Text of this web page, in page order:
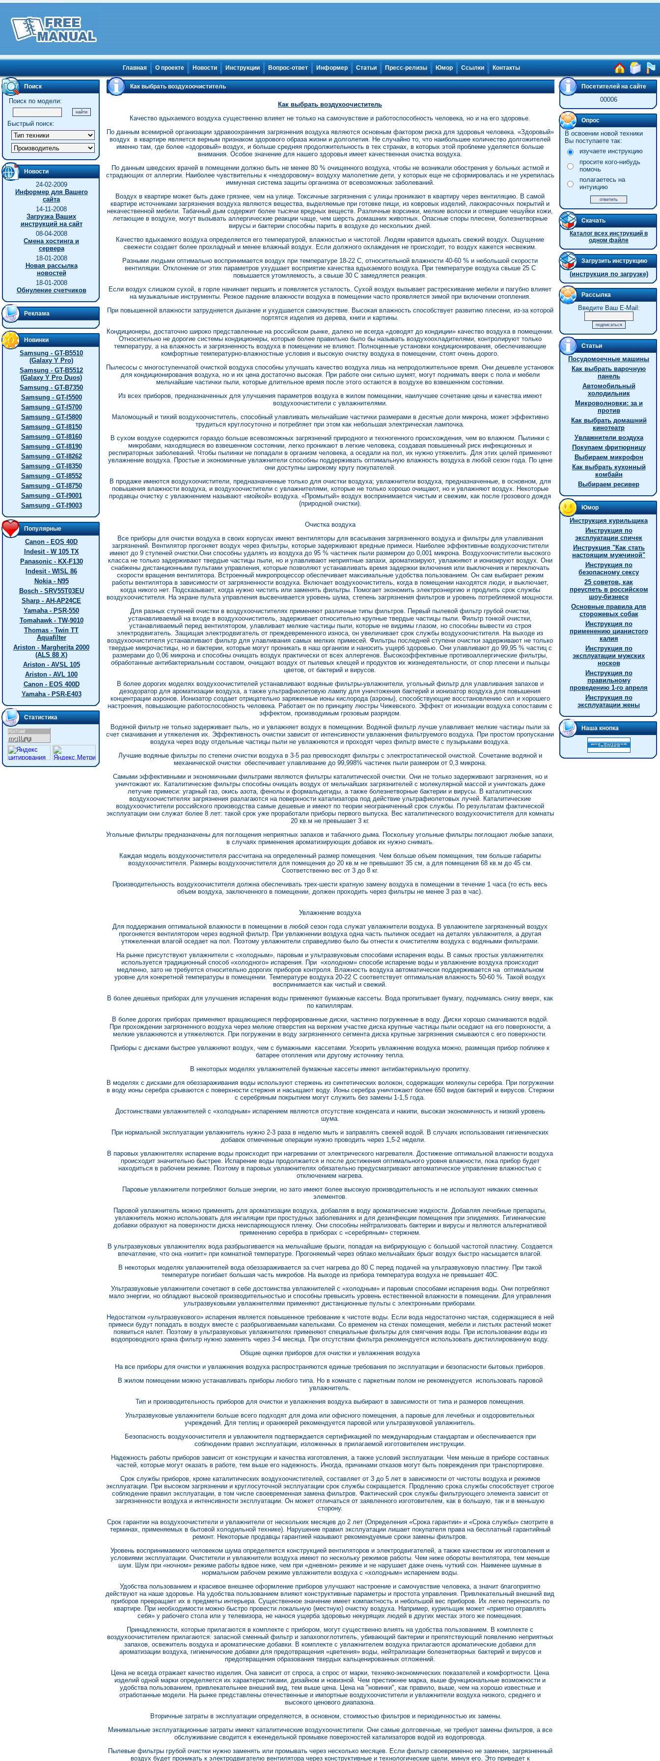
Главная О проекте Новости Инструкции Вопрос-ответ Информер Статьи Пресс-релизы Юмор Ссылки Контакты
Поиск
Поиск по модели:
Быстрый поиск:
Новости
24-02-2009
Информер для Вашего
сайта
14-11-2008
Загрузка Ваших
инструкций на сайт
08-04-2008
Смена хостинга и
сервера
18-01-2008
Новая рассылка
новостей
18-01-2008
Обнуление счетчиков
Реклама
Новинки
Samsung - GT-B5510
(Galaxy Y Pro)
Samsung - GT-B5512
(Galaxy Y Pro Duos)
Samsung - GT-B7350
Samsung - GT-I5500
Samsung - GT-I5700
Samsung - GT-I5800
Samsung - GT-I8150
Samsung - GT-I8160
Samsung - GT-I8190
Samsung - GT-I8262
Samsung - GT-I8350
Samsung - GT-I8552
Samsung - GT-I8750
Samsung - GT-I9001
Samsung - GT-I9003
Популярные
Canon - EOS 40D
Indesit - W 105 TX
Panasonic - KX-F130
Indesit - WISL 86
Nokia - N95
Bosch - SRV55T03EU
Sharp - AH-AP24CE
Yamaha - PSR-550
Tomahawk - TW-9010
Thomas - Twin TT
Aquafilter
Ariston - Margherita 2000
(ALS 88 X)
Ariston - AVSL 105
Ariston - AVL 100
Canon - EOS 400D
Yamaha - PSR-E403
Статистика
Как выбрать воздухоочиститель
Как выбрать воздухоочиститель
Качество вдыхаемого воздуха существенно влияет не только на самочувствие и работоспособность человека, но и на его здоровье.
По данным всемирной организации здравоохранения загрязнения воздуха являются основным фактором риска для здоровья человека. «Здоровый»
воздух в квартире является верным признаком здорового образа жизни и долголетия. Не случайно то, что наибольшее количество долгожителей
именно там, где более «здоровый» воздух, и больше средняя продолжительность в тех странах, в которых этой проблеме уделяется больше
внимания. Особое значение для нашего здоровья имеет качественная очистка воздуха.
По данным шведских врачей в помещении должно быть не менее 80 % очищенного воздуха, чтобы не возникали обострения у больных астмой и
страдающих от аллергии. Наиболее чувствительны к «нездоровому» воздуху малолетние дети, у которых еще не сформировалась и не укрепилась
иммунная система защиты организма от всевозможных заболеваний.
Воздух в квартире может быть даже грязнее, чем на улице. Токсичные загрязнения с улицы проникают в квартиру через вентиляцию. В самой
квартире источниками загрязнения воздуха являются вещества, выделяемые при готовке пищи, из ковровых изделий, лакокрасочных покрытий и
некачественной мебели. Табачный дым содержит более тысячи вредных веществ. Различные ворсинки, мелкие волоски и отмершие чешуйки кожи,
летающие в воздухе, могут вызывать аллергические реакции чаще, чем шерсть домашних животных. Опасные споры плесени, болезнетворные
вирусы и бактерии способны парить в воздухе до нескольких дней.
Качество вдыхаемого воздуха определяется его температурой, влажностью и чистотой. Людям нравится вдыхать свежий воздух. Ощущение
свежести создает более прохладный и менее влажный воздух. Если должного охлаждения не происходит, то воздух кажется несвежим.
Разными людьми оптимально воспринимается воздух при температуре 18-22 С, относительной влажности 40-60 % и небольшой скорости
вентиляции. Отклонение от этих параметров ухудшает восприятие качества вдыхаемого воздуха. При температуре воздуха свыше 25 С
повышается утомляемость, а свыше 30 С замедляется реакция.
Если воздух слишком сухой, в горле начинает першить и появляется усталость. Сухой воздух вызывает растрескивание мебели и пагубно влияет
на музыкальные инструменты. Резкое падение влажности воздуха в помещении часто проявляется зимой при включении отопления.
При повышенной влажности затрудняется дыхание и ухудшается самочувствие. Высокая влажность способствует развитию плесени, из-за которой
портятся изделия из дерева, книги и картины.
Кондиционеры, достаточно широко представленные на российском рынке, далеко не всегда «доводят до кондиции» качество воздуха в помещении.
Относительно не дорогие системы кондиционеры, которые более правильно было бы называть воздухоохладителями, контролируют только
температуру, а на влажность и загрязненность воздуха в помещении не влияют. Полноценные установки кондиционирования, обеспечивающие
комфортные температурно-влажностные условия и высокую очистку воздуха в помещении, стоят очень дорого.
Пылесосы с многоступенчатой очисткой воздуха способны улучшать качество воздуха лишь на непродолжительное время. Они дешевле установок
для кондиционирования воздуха, но и их цена достаточно высокая. При работе они сильно шумят, могут поднимать вверх с пола и мебели
мельчайшие частички пыли, которые длительное время после этого остаются в воздухе во взвешенном состоянии.
Из всех приборов, предназначенных для улучшения параметров воздуха в жилом помещении, наилучшее сочетание цены и качества имеют
воздухоочистители с увлажнителями.
Маломощный и тихий воздухоочиститель, способный улавливать мельчайшие частички размерами в десятые доли микрона, может эффективно
трудиться круглосуточно и потребляет при этом как небольшая электрическая лампочка.
В сухом воздухе содержится гораздо больше всевозможных загрязнений природного и техногенного происхождения, чем во влажном. Пылинки с
микробами, находящиеся во взвешенном состоянии, легко проникают в легкие человека, создавая повышенный риск инфекционных и
респираторных заболеваний. Чтобы пылинки не попадали в организм человека, а оседали на пол, их нужно утяжелить. Для этих целей применяют
увлажнение воздуха. Простые и экономичные увлажнители способны поддерживать оптимальную влажность воздуха в любой сезон года. По цене
они доступны широкому кругу покупателей.
В продаже имеются воздухоочистители, предназначенные только для очистки воздуха; увлажнители воздуха, предназначенные, в основном, для
повышения влажности воздуха, и воздухоочистители с увлажнителями, которые не только хорошо очищают, но и увлажняют воздух. Некоторые
продавцы очистку с увлажнением называют «мойкой» воздуха. «Промытый» воздух воспринимается чистым и свежим, как после грозового дождя
(природной очистки).
Очистка воздуха
Все приборы для очистки воздуха в своих корпусах имеют вентиляторы для всасывания загрязненного воздуха и фильтры для улавливания
загрязнений. Вентилятор прогоняет воздух через фильтры, которые задерживают вредные примеси. Наиболее эффективные воздухоочистители
имеют до 9 ступеней очистки.Они способны удалять из воздуха до 95 % частичек пыли размером до 0,001 микрона. Воздухоочистители высокого
класса не только задерживают твердые частицы пыли, но и улавливают неприятные запахи, ароматизируют, увлажняют и ионизируют воздух. Они
снабжены дистанционными пультами управления, которые позволяют устанавливать время задержки включения или выключения и переключать
скорости вращения вентилятора. Встроенный микропроцессор обеспечивает максимальные удобства пользованием. Он сам выбирает режим
работы вентилятора в зависимости от загрязненности воздуха. Включает воздухоочиститель, когда в помещении находятся люди, и выключает,
когда никого нет. Подсказывает, когда нужно чистить или заменять фильтры. Помогает экономить электроэнергию и продлить срок службы
воздухоочистителя. На экране пульта управления высвечивается уровень шума, степень загрязнения фильтров и уровень потребляемой мощности.
Для разных ступеней очистки в воздухоочистителях применяют различные типы фильтров. Первый пылевой фильтр грубой очистки,
устанавливаемый на входе в воздухоочиститель, задерживает относительно крупные твердые частицы пыли. Фильтр тонкой очистки,
устанавливаемый перед вентилятором, улавливает мелкие частицы пыли, которые не видимы глазом, но способны вывести из строя
электродвигатель. Защищая электродвигатель от преждевременного износа, он увеличивает срок службы воздухоочистителя. На выходе из
воздухоочистителя устанавливают фильтр для улавливания самых мелких примесей. Фильтры последней ступени очистки задерживают не только
твердые микрочастицы, но и бактерии, которые могут проникать в наш организм и наносить ущерб здоровью. Они улавливают до 99,95 % частиц с
размерами до 0,06 микрона и способны очищать воздух практически от всех аллергенов. Высокоэффективные противоаллергические фильтры,
обработанные антибактериальным составом, очищают воздух от пылевых клещей и продуктов их жизнедеятельности, от спор плесени и пыльцы
цветов, от бактерий и вирусов.
В более дорогих моделях воздухоочистителей устанавливают водяные фильтры-увлажнители, угольный фильтр для улавливания запахов и
дезодоратор для ароматизации воздуха, а также ультрафиолетовую лампу для уничтожения бактерий и ионизатор воздуха для повышения
концентрации аэронов. Ионизатор создает отрицательно заряженные ионы кислорода (аэроны), способствующие восстановлению сил и хорошего
настроения, повышающие работоспособность человека. Работает он по принципу люстры Чижевского. Эффект от ионизации воздуха сопоставим с
эффектом, производимым грозовым разрядом.
Водяной фильтр не только задерживает пыль, но и увлажняет воздух в помещении. Водяной фильтр лучше улавливает мелкие частицы пыли за
счет смачивания и утяжеления их. Эффективность очистки зависит от интенсивности увлажнения фильтруемого воздуха. При простом пропускании
воздуха через воду отдельные частицы пыли не увлажняются и проходят через фильтр вместе с пузырьками воздуха.
Лучшие водяные фильтры по степени очистки воздуха в 3-5 раз превосходят фильтры с электростатической очисткой. Сочетание водяной и
механической очистки обеспечивает улавливание до 99,998% частичек пыли размером от 0,3 микрона.
Самыми эффективными и экономичными фильтрами являются фильтры каталитической очистки. Они не только задерживают загрязнения, но и
уничтожают их. Каталитические фильтры способны очищать воздух от мельчайших загрязнителей с молекулярной массой и уничтожать даже
летучие примеси: угарный газ, окись азота, фенолы и формальдегиды, а также болезнетворные бактерии и вирусы. В каталитических
воздухоочистителях загрязнения разлагаются на поверхности катализатора под действие ультрафиолетовых лучей. Каталитические
воздухоочистители российского производства самые дешевые и имеют по теории неограниченный срок службы. По результатам фактической
эксплуатации они служат более 8 лет: такой срок уже проработали приборы первого выпуска. Вес каталитического воздухоочистителя для комнаты
20 кв.м не превышает 3 кг.
Угольные фильтры предназначены для поглощения неприятных запахов и табачного дыма. Поскольку угольные фильтры поглощают любые запахи,
в случаях применения ароматизирующих добавок их нужно снимать.
Каждая модель воздухоочистителя рассчитана на определенный размер помещения. Чем больше объем помещения, тем больше габариты
воздухоочистителя. Размеры воздухоочистителя для помещения до 20 кв.м не превышают 35 см, а для помещения 68 кв.м до 45 см.
Соответственно вес от 3 до 8 кг.
Производительность воздухоочистителя должна обеспечивать трех-шести кратную замену воздуха в помещении в течение 1 часа (то есть весь
объем воздуха, заключенного в помещении, должен проходить через фильтры не менее 3 раз в час).
Увлажнение воздуха
Для поддержания оптимальной влажности в помещении в любой сезон года служат увлажнители воздуха. В увлажнителе загрязненный воздух
прогоняется вентилятором через водяной фильтр. При увлажнении воздуха одна часть пылинок оседает на деталях увлажнителя, а другая
утяжеленная влагой оседает на пол. Поэтому увлажнители справедливо было бы отнести к очистителям воздуха с водяными фильтрами.
На рынке присутствуют увлажнители с «холодным», паровым и ультразвуковым способами испарения воды. В самых простых увлажнителях
используется традиционный способ «холодного» испарения. При «холодном» способе испарение воды и увлажнение воздуха происходит
медленно, зато не требуется относительно дорогих приборов контроля. Влажность воздуха автоматически поддерживается на оптимальном
уровне для конкретной температуры в помещении. Температуре воздуха 20-22 С соответствует оптимальная влажность 50-60 %. Такой воздух
воспринимается как чистый и свежий.
В более дешевых приборах для улучшения испарения воды применяют бумажные кассеты. Вода пропитывает бумагу, поднимаясь снизу вверх, как
по капиллярам.
В более дорогих приборах применяют вращающиеся перфорированные диски, частично погруженные в воду. Диски хорошо смачиваются водой.
При прохождении загрязненного воздуха через мелкие отверстия на верхнем участке диска крупные частицы пыли оседают на его поверхности, а
мелкие увлажняются и утяжеляются. При погружении в воду загрязненного сегмента диска крупные загрязнения смываются с его поверхности.
Приборы с дисками быстрее увлажняют воздух, чем с бумажными кассетами. Ускорить увлажнение воздуха можно, размещая прибор поближе к
батарее отопления или другому источнику тепла.
В некоторых моделях увлажнителей бумажные кассеты имеют антибактериальную пропитку.
В моделях с дисками для обеззараживания воды используют стержень из синтетических волокон, содержащих молекулы серебра. При погружении
в воду ионы серебра срываются с поверхности стержня и насыщают воду. Ионы серебра уничтожают более 650 видов бактерий и вирусов. Стержни
с серебряным покрытием могут служить без замены 1-1,5 года.
Достоинствами увлажнителей с «холодным» испарением являются отсутствие конденсата и накипи, высокая экономичность и низкий уровень
шума.
При нормальной эксплуатации увлажнитель нужно 2-3 раза в неделю мыть и заправлять свежей водой. В случаях использования гигиенических
добавок отмеченные операции нужно проводить через 1,5-2 недели.
В паровых увлажнителях испарение воды происходит при нагревании от электрического нагревателя. Достижение оптимальной влажности воздуха
происходит значительно быстрее. Испарение воды продолжается и после достижения оптимального уровня влажности, пока прибор будет
находиться в рабочем режиме. Поэтому в паровых увлажнителях обязательно предусматривают автоматическое управление влажностью с
отключением нагрева.
Паровые увлажнители потребляют больше энергии, но зато имеют более высокую производительность и не используют никаких сменных
элементов.
Паровой увлажнитель можно применять для ароматизации воздуха, добавляя в воду ароматические жидкости. Добавляя лечебные препараты,
увлажнитель можно использовать для ингаляции при простудных заболеваниях и для дезинфекции помещения при эпидемиях. Гигиенические
добавки образуют на поверхности диска неиспаряющуюся пленку. Они способны нейтрализовать бактерии и вирусы и являются альтернативой
применению серебра в приборах с «серебряным» стержнем.
В ультразвуковых увлажнителях вода разбрызгивается на мельчайшие брызги, попадая на вибрирующую с большой частотой пластину. Создается
впечатление, что она «кипит» при комнатной температуре. Прогоняемый через облако мельчайших брызг воздух быстро насыщается влагой.
В некоторых моделях увлажнителей вода обеззараживается за счет нагрева до 80 С перед подачей на ультразвуковую пластину. При такой
температуре погибает большая часть микробов. На выходе из прибора температура воздуха не превышает 40С.
Ультразвуковые увлажнители сочетают в себе достоинства увлажнителей с «холодным» и паровым способами испарения воды. Они потребляют
мало энергии, но обладают высокой производительностью и способны превысить уровень естественной влажности в помещении. Для управления
ультразвуковыми увлажнителями применяют дистанционные пульты с электронными приборами.
Недостатком «ультразвукового» испарения является повышенное требование к чистоте воды. Если вода недостаточно чистая, содержащиеся в ней
примеси будут попадать в воздух вместе с разбрызгиваемыми капельками. Со временем на стенах помещения, мебели и листьях растений может
появиться налет. Поэтому в ультразвуковых увлажнителях применяют специальные фильтры для смягчения воды. При использовании воды из
водопроводного крана фильтр нужно заменять через 3-4 месяца. При отсутствии фильтра рекомендуется использовать дистиллированную воду.
Общие оценки приборов для очистки и увлажнения воздуха
На все приборы для очистки и увлажнения воздуха распространяются единые требования по эксплуатации и безопасности бытовых приборов.
В жилом помещении можно устанавливать приборы любого типа. Но в комнате с паркетным полом не рекомендуется использовать паровой
увлажнитель.
Тип и производительность приборов для очистки и увлажнения воздуха выбирают в зависимости от типа и размеров помещения.
Ультразвуковые увлажнители больше всего подходят для дома или офисного помещения, а паровые для лечебных и оздоровительных
учреждений. Для теплиц и оранжерей рекомендуется паровой или ультразвуковой увлажнитель.
Безопасность воздухоочистителя и увлажнителя подтверждается сертификацией по международным стандартам и обеспечивается при
соблюдении правил эксплуатации, изложенных в прилагаемой изготовителем инструкции.
Надежность работы приборов зависит от конструкции и качества изготовления, а также условий эксплуатации. Чем меньше в приборе составных
частей, которые могут оказать в работе, тем выше его надежность. Иногда, причинами отказов могут быть повреждения при транспортировке.
Срок службы приборов, кроме каталитических воздухоочистителей, составляет от 3 до 5 лет в зависимости от чистоты воздуха и режимов
эксплуатации. При высоком загрязнении и круглосуточной эксплуатации срок службы сокращается. Продлению срока службы способствует строгое
соблюдение правил эксплуатации, в том числе своевременная замена фильтров. Фактический срок службы фильтрующего элемента зависит от
загрязненности воздуха и интенсивности эксплуатации. Он может отличаться от заявленного изготовителем, как в большую, так и в меньшую
сторону.
Срок гарантии на воздухоочистители и увлажнители от нескольких месяцев до 2 лет (Определения «Срока гарантии» и «Срока службы» смотрите в
терминах, применяемых в бытовой холодильной технике). Нарушение правил эксплуатации лишает покупателя права на бесплатный гарантийный
ремонт. Некоторые продавцы гарантией называют рекомендуемые сроки замены фильтров.
Уровень воспринимаемого человеком шума определяется конструкцией вентиляторов и электродвигателей, а также качеством их изготовления и
условиями эксплуатации. Очистители и увлажнители воздуха имеют по нескольку режимов работы. Чем ниже обороты вентилятора, тем меньше
шум. Шум при «ночном» режиме работы вдвое ниже, чем при «дневном» режиме и не нарушает даже очень чуткий сон. Наименее шумные в
нормальном рабочем режиме увлажнители воздуха с «холодным» испарением воды.
Удобства пользованием и красивое внешнее оформление приборов улучшают настроение и самочувствие человека, а значит благоприятно
действуют на наше здоровье. На удобства пользованием влияют конструктивные параметры и простота управления. Привлекательный внешний вид
приборов превращает их в предметы интерьера. Существенное значение имеет компактность и небольшой вес приборов. Их легко переносить по
квартире. При необходимости можно быстро провести локальную (местную) очистку воздуха. Например, курильщик может «приятно отравлять
себя» у рабочего стола или у телевизора, не нанося ущерба здоровью некурящих людей в других местах этого же помещения.
Принадлежности, которые прилагаются в комплекте с прибором, могут существенно влиять на удобства пользованием. В комплекте с
воздухоочистителем прилагаются: запасной сменный фильтр и запахопоглотитель, убивающий бактерии и препятствующий появлению неприятных
запахов, освежитель воздуха и ароматические добавки. В комплекте с увлажнителем воздуха прилагаются ароматические добавки для
ароматизации воздуха, гигиенические добавки для предотвращения «цветения» воды, нейтрализации болезнетворных бактерий и вирусов и
предотвращения образования твердых кальценированных отложений.
Цена не всегда отражает качество изделия. Она зависит от спроса, а спрос от марки, технико-экономических показателей и комфортности. Цена
изделий одной марки определяется их характеристиками, дизайном и новизной. Чем престижнее марка, выше функциональные возможности и
удобства пользованием, привлекательнее внешний вид, тем выше цена. Цена на "новинки", как правило, выше, чем на хорошо известные и
отработанные модели. На рынке представлены отечественные и импортные воздухоочистители и увлажнители воздуха низкого, среднего и
высокого ценового диапазона.
Вторичные затраты в эксплуатации определяются, в основном, стоимостью фильтров и периодичностью их замены.
Минимальные эксплуатационные затраты имеют каталитические воздухоочистители. Они самые долговечные, не требуют замены фильтров, а все
обслуживание сводится к еженедельной промывке поверхностей катализаторов водой из водопровода.
Пылевые фильтры грубой очистки нужно заменять или промывать через несколько месяцев. Если фильтр своевременно не заменен, загрязненный
воздух будет проникать к электродвигателю вентилятора через конструктивные и технологические щели, минуя его. Это приведет к
Посетителей на сайте
00006
Опрос
В освоении новой техники
Вы поступаете так:
изучаете инструкцию
просите кого-нибудь
помочь
полагаетесь на
интуицию
Скачать
Каталог всех инструкций в
одном файле
Загрузить инструкцию
(инструкция по загрузке)
Рассылка
Введите Ваш E-Mail:
Статьи
Посудомоечные машины
Как выбрать варочную
панель
Автомобильный
холодильник
Микроволновки: за и
против
Как выбрать домашний
кинотеатр
Увлажнители воздуха
Покупаем фритюрницу
Выбираем микрофон
Как выбрать кухонный
комбайн
Выбираем ресивер
Юмор
Инструкция курильщика
Инструкция по
эксплуатации спичек
Инстpукция "Как стать
настоящим мужчиной"
Инструкция по
безопасному сексу
25 советов, как
преуспеть в российском
шоу-бизнесе
Основные правила для
сторожевых собак
Инстpукция по
пpименению цианистого
калия
Инструкция по
эксплуатации мужских
носков
Инструкция по
правильному
проведению 1-го апреля
Инструкция по
эксплуатации жены
Наша кнопка